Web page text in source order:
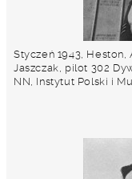
Styczeń 1943, Heston,
Jaszczak, pilot 302
NN, Instytut Polski i